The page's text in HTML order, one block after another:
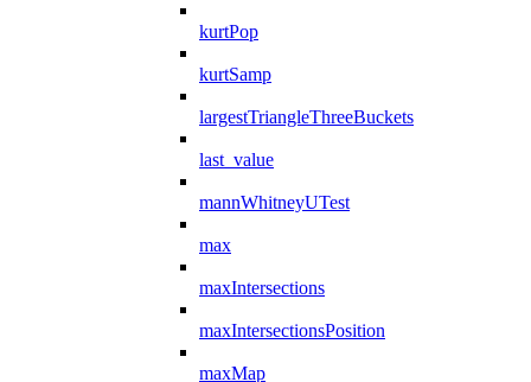
kurtPop
kurtSamp
largestTriangleThreeBuckets
last_value
mannWhitneyUTest
max
maxIntersections
maxIntersectionsPosition
maxMap